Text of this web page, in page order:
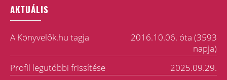
AKTUÁLIS
A Könyvelők.hu tagja
2016.10.06. óta (3593
napja)
Profil legutóbbi frissítése
2025.09.29.